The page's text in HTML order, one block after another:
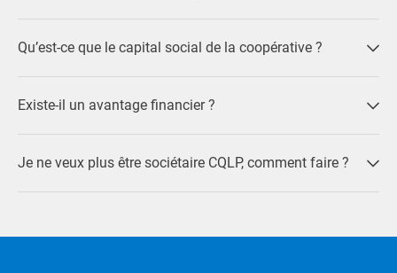
Qu’est-ce que le capital social de la coopérative ?
Existe-il un avantage financier ?
Je ne veux plus être sociétaire CQLP, comment faire ?